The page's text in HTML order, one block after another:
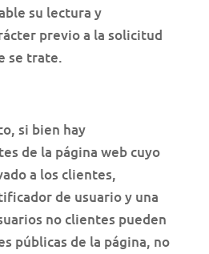
su lectura y
previo a la solicitud
se trate.
si bien hay
de la página web cuyo
a los clientes,
de usuario y una
no clientes pueden
públicas de la página, no